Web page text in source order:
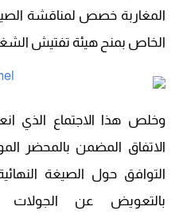
المغاربة خصص لمناقشة
الخاص بمنح هيئة تفتيش
وخلص هذا الاجتماع الذي
التوافق حول الصيغة
بالتعويض عن